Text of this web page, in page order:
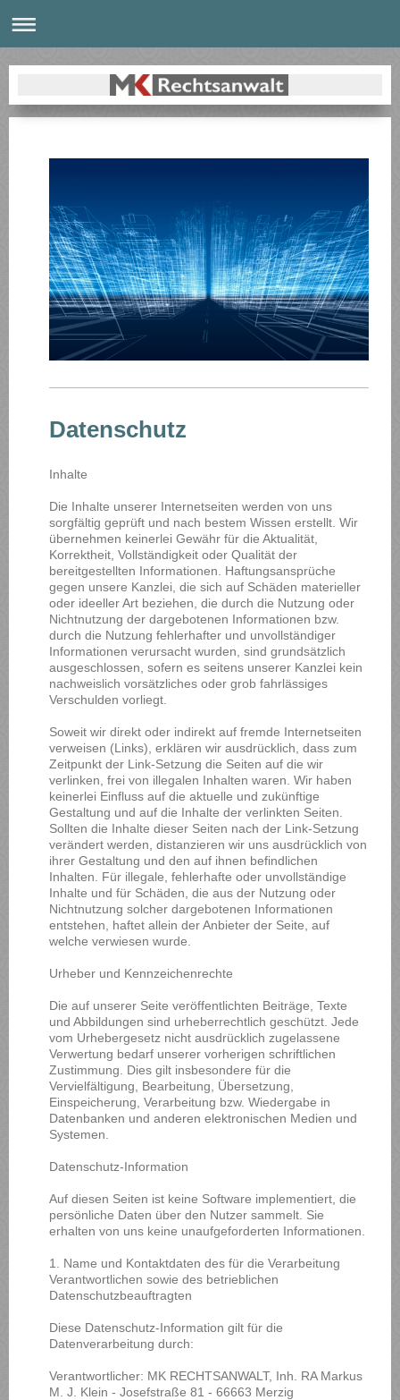
Datenschutz
Inhalte
Die Inhalte unserer Internetseiten werden von uns
sorgfältig geprüft und nach bestem Wissen erstellt. Wir
übernehmen keinerlei Gewähr für die Aktualität,
Korrektheit, Vollständigkeit oder Qualität der
bereitgestellten Informationen. Haftungsansprüche
gegen unsere Kanzlei, die sich auf Schäden materieller
oder ideeller Art beziehen, die durch die Nutzung oder
Nichtnutzung der dargebotenen Informationen bzw.
durch die Nutzung fehlerhafter und unvollständiger
Informationen verursacht wurden, sind grundsätzlich
ausgeschlossen, sofern es seitens unserer Kanzlei kein
nachweislich vorsätzliches oder grob fahrlässiges
Verschulden vorliegt.
Soweit wir direkt oder indirekt auf fremde Internetseiten
verweisen (Links), erklären wir ausdrücklich, dass zum
Zeitpunkt der Link-Setzung die Seiten auf die wir
verlinken, frei von illegalen Inhalten waren. Wir haben
keinerlei Einfluss auf die aktuelle und zukünftige
Gestaltung und auf die Inhalte der verlinkten Seiten.
Sollten die Inhalte dieser Seiten nach der Link-Setzung
verändert werden, distanzieren wir uns ausdrücklich von
ihrer Gestaltung und den auf ihnen befindlichen
Inhalten. Für illegale, fehlerhafte oder unvollständige
Inhalte und für Schäden, die aus der Nutzung oder
Nichtnutzung solcher dargebotenen Informationen
entstehen, haftet allein der Anbieter der Seite, auf
welche verwiesen wurde.
Urheber und Kennzeichenrechte
Die auf unserer Seite veröffentlichten Beiträge, Texte
und Abbildungen sind urheberrechtlich geschützt. Jede
vom Urhebergesetz nicht ausdrücklich zugelassene
Verwertung bedarf unserer vorherigen schriftlichen
Zustimmung. Dies gilt insbesondere für die
Vervielfältigung, Bearbeitung, Übersetzung,
Einspeicherung, Verarbeitung bzw. Wiedergabe in
Datenbanken und anderen elektronischen Medien und
Systemen.
Datenschutz-Information
Auf diesen Seiten ist keine Software implementiert, die
persönliche Daten über den Nutzer sammelt. Sie
erhalten von uns keine unaufgeforderten Informationen.
1. Name und Kontaktdaten des für die Verarbeitung
Verantwortlichen sowie des betrieblichen
Datenschutzbeauftragten
Diese Datenschutz-Information gilt für die
Datenverarbeitung durch:
Verantwortlicher: MK RECHTSANWALT, Inh. RA Markus
M. J. Klein - Josefstraße 81 - 66663 Merzig